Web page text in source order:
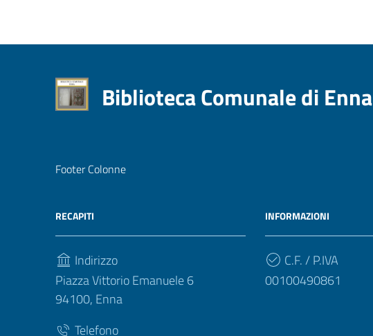
Biblioteca Comunale di Enna
Footer Colonne
RECAPITI
Indirizzo
Piazza Vittorio Emanuele 6
94100, Enna
Telefono
INFORMAZIONI
C.F. / P.IVA
00100490861